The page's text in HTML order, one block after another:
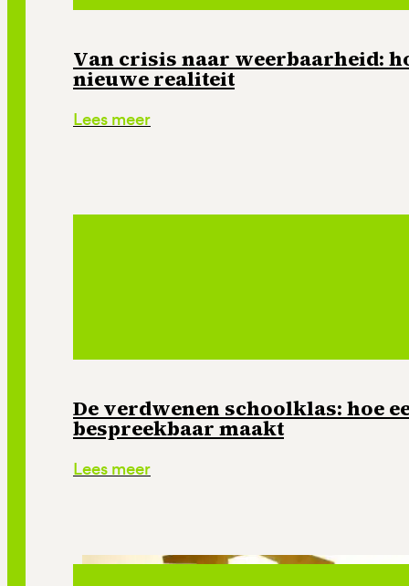
Van crisis naar weerbaarheid:
nieuwe realiteit
Lees meer
De verdwenen schoolklas: hoe
bespreekbaar maakt
Lees meer